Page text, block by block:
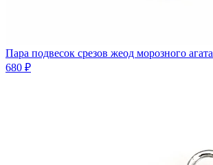
Пара подвесок срезов жеод морозного агата
680 ₽